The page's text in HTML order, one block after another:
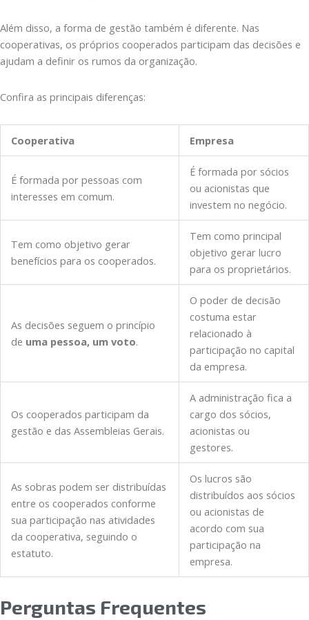
Além disso, a forma de gestão também é diferente. Nas
cooperativas, os próprios cooperados participam das decisões e
ajudam a definir os rumos da organização.
Confira as principais diferenças:
Cooperativa Empresa
É formada por pessoas com
interesses em comum.
É formada por sócios
ou acionistas que
investem no negócio.
Tem como objetivo gerar
benefícios para os cooperados.
Tem como principal
objetivo gerar lucro
para os proprietários.
As decisões seguem o princípio
de uma pessoa, um voto.
O poder de decisão
costuma estar
relacionado à
participação no capital
da empresa.
Os cooperados participam da
gestão e das Assembleias Gerais.
A administração fica a
cargo dos sócios,
acionistas ou
gestores.
As sobras podem ser distribuídas
entre os cooperados conforme
sua participação nas atividades
da cooperativa, seguindo o
estatuto.
Os lucros são
distribuídos aos sócios
ou acionistas de
acordo com sua
participação na
empresa.
Perguntas Frequentes